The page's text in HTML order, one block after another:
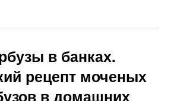
в банках.
рецепт моченых
в домашних